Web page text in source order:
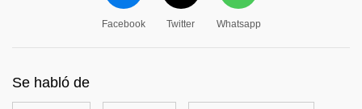
Facebook Twitter Whatsapp
Se habló de